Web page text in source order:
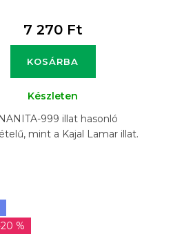
7 270 Ft
KOSÁRBA
Készleten
999 illat hasonló
mint a Kajal Lamar illat.
%